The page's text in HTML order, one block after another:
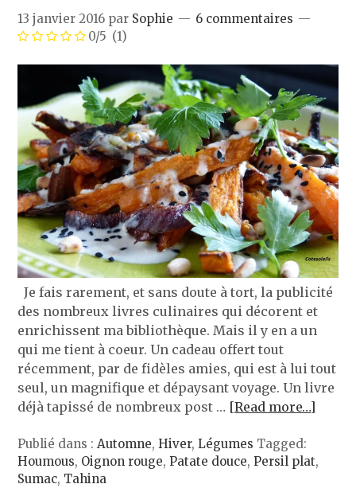
13 janvier 2016 par Sophie
6 commentaires
0/5 (1)
Je fais rarement, et sans doute à tort, la publicité
des nombreux livres culinaires qui décorent et
enrichissent ma bibliothèque. Mais il y en a un
qui me tient à coeur. Un cadeau offert tout
récemment, par de fidèles amies, qui est à lui tout
seul, un magnifique et dépaysant voyage. Un livre
déjà tapissé de nombreux post … [Read more…]
Publié dans :Automne,Hiver,Légumes Tagged:
Houmous, Oignon rouge,Patate douce,Persil plat,
Sumac, Tahina